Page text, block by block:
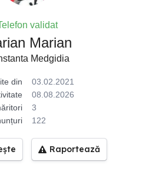
validat
Marian
Medgidia
din
03.02.2021
08.08.2026
3
122
Raportează